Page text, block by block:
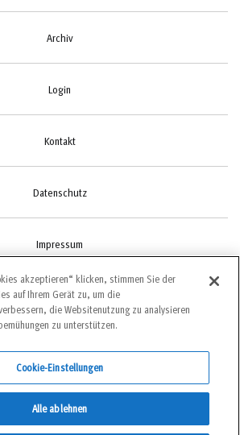
Archiv
Login
Kontakt
Datenschutz
Impressum
Cookie-Einstellungen
©2022 bergundsteigen
akzeptieren“ klicken, stimmen Sie der
auf Ihrem Gerät zu, um die
die Websitenutzung zu analysieren
zu unterstützen.
Cookie-Einstellungen
Alle ablehnen